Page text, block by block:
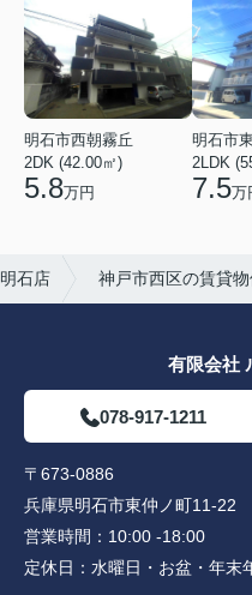
明石市西朝霧丘
2DK (42.00㎡)
5.8万円
明石市
2LDK
7.5万
石店 神戸市西区の賃貸
有限会社
078-917-1211
〒673-0886
兵庫県明石市東仲ノ町11-22
営業時間： 10:00 -18:00
定休日： 水曜日・お盆・年末